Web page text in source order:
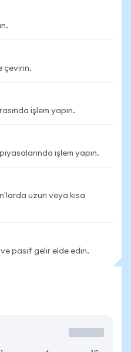
çevirin.
işlem yapın.
işlem yapın.
uzun veya kısa
pasif gelir elde edin.